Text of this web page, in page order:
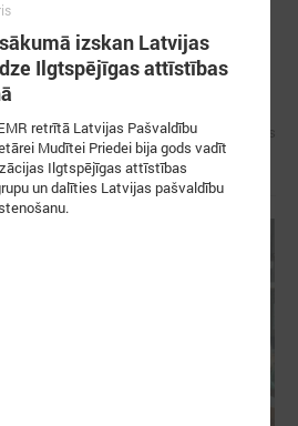
noturība sākas ar
un rīcību
norisinājās 17. EUSBSR ikgadējais
pašvaldību pārstāvjus, politikas
sabiedrības līderus no visa Baltijas
izskan Latvijas
Ilgtspējīgas attīstības
retrītā Latvijas Pašvaldību
Mudītei Priedei bija gods vadīt
Ilgtspējīgas attīstības
un dalīties Latvijas pašvaldību